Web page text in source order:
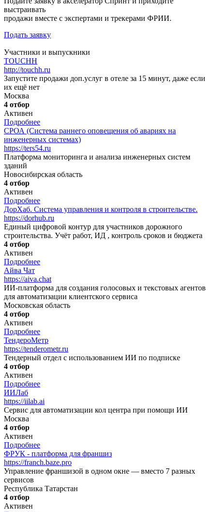
выстраивать
продажи вместе с экспертами и трекерами ФРИИ.
Подать заявку
Участники и выпускники
TOUCHH
http://touchh.ru
Запустите продажи доп.услуг в отеле за 15 минут, даже если
их ещё нет
Москва
4 отбор
Активен
Подробнее
СРОА (Система раннего оповещения об авариях на
инженерных системах)
https://ters54.ru
Платформа мониторинга и анализа инженерных систем
зданий
Новосибирская область
4 отбор
Активен
Подробнее
ДорХаб. Система управления и контроля в строительстве.
https://dorhub.ru
Единый цифровой контур для участников дорожного
строительства. Учёт работ, ИД , контроль сроков и бюджета
4 отбор
Активен
Подробнее
Айва Чат
https://aiva.chat
ИИ-платформа для создания голосовых и текстовых агентов
для автоматизации клиентского сервиса
Московская область
4 отбор
Активен
Подробнее
ТендероМетр
https://tenderometr.ru
Тендерный отдел с использованием ИИ по подписке
4 отбор
Активен
Подробнее
ИИЛаб
https://iilab.ai
Сервис для автоматизации кол центра при помощи ИИ
Москва
4 отбор
Активен
Подробнее
ФРУК - платформа для франшиз
https://franch.baze.pro
Управление франшизой в одном окне — вместо 7 разных
сервисов
Республика Татарстан
4 отбор
Активен